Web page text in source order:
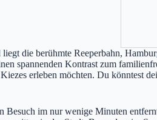
die berühmte Reeperbahn,
spannenden Kontrast zum
erleben möchten. Du könntest
Besuch im nur wenige Minuten